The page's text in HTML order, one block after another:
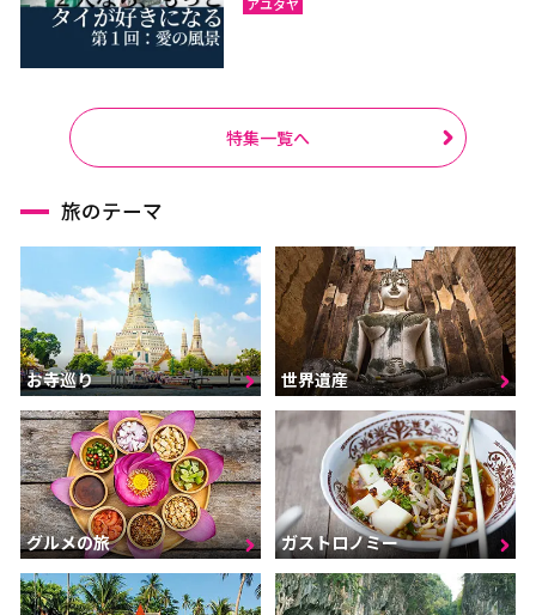
特集一覧へ
旅のテーマ
お寺巡り 世界遺産
グルメの旅 ガストロノミー